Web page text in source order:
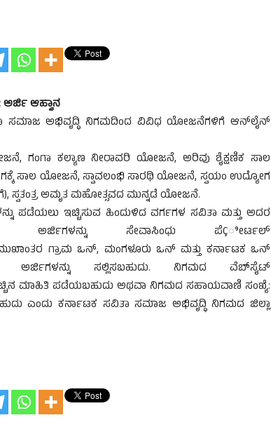
ಆಹ್ವಾನ
ಸಮಾಜ ಅಭಿವೃದ್ಧಿ ನಿಗಮದಿಂದ ವಿವಿಧ ಯೋಜನೆಗಳಿಗೆ ಆನ್‍ಲೈನ್
ಕಲ್ಯಾಣ ನೀರಾವರಿ ಯೋಜನೆ, ಅರಿವು ಶೈಕ್ಷಣಿಕ ಸಾಲ
ಸಾಲ ಯೋಜನೆ, ಸ್ವಾವಲಂಭಿ ಸಾರಥಿ ಯೋಜನೆ, ಸ್ವಯಂ ಉದ್ಯೋಗ
ಸ್ವತಂತ್ರ ಅಮೃತ ಮಹೋತ್ಸವದ ಮುನ್ನಡೆ ಯೋಜನೆ.
ಪಡೆಯಲು ಇಚ್ಚಿಸುವ ಹಿಂದುಳಿದ ವರ್ಗಗಳ ಸವಿತಾ ಮತ್ತು ಅದರ
ಅರ್ಜಿಗಳನ್ನು ಸೇವಾಸಿಂಧು ಪೆÇೀರ್ಟಲ್
ಗ್ರಾಮ ಒನ್, ಮಂಗಳೂರು ಒನ್ ಮತ್ತು ಕರ್ನಾಟಕ ಒನ್
ಸಲ್ಲಿಸಬಹುದು. ನಿಗಮದ ವೆಬ್‍ಸೈಟ್
ಮಾಹಿತಿ ಪಡೆಯಬಹುದು ಅಥವಾ ನಿಗಮದ ಸಹಾಯವಾಣಿ ಸಂಖ್ಯೆ:
ಎಂದು ಕರ್ನಾಟಕ ಸವಿತಾ ಸಮಾಜ ಅಭಿವೃದ್ಧಿ ನಿಗಮದ ಜಿಲ್ಲಾ